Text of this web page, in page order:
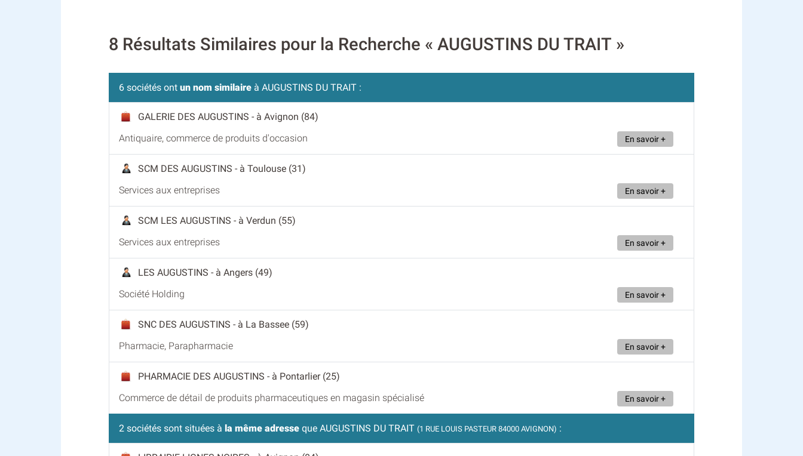
8 Résultats Similaires pour la Recherche « AUGUSTINS DU TRAIT »
6 sociétés ont un nom similaire à AUGUSTINS DU TRAIT :
GALERIE DES AUGUSTINS - à Avignon (84)
Antiquaire, commerce de produits d'occasion
En savoir +
SCM DES AUGUSTINS - à Toulouse (31)
Services aux entreprises
En savoir +
SCM LES AUGUSTINS - à Verdun (55)
Services aux entreprises
En savoir +
LES AUGUSTINS - à Angers (49)
Société Holding
En savoir +
SNC DES AUGUSTINS - à La Bassee (59)
Pharmacie, Parapharmacie
En savoir +
PHARMACIE DES AUGUSTINS - à Pontarlier (25)
Commerce de détail de produits pharmaceutiques en magasin spécialisé
En savoir +
2 sociétés sont situées à la même adresse que AUGUSTINS DU TRAIT (1 RUE LOUIS PASTEUR 84000 AVIGNON) :